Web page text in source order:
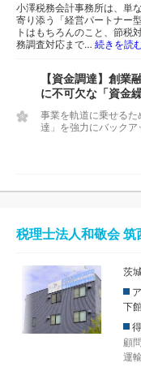
小澤税務会計事務所は、単
寄り添う「経営パートナー
トはもちろんのこと、節税
務調査対応まで… 続きを読
【資金調達】創業
に不可欠な「資金
事業を軌道に乗せる
達」を強力にバックア
税理士法人和敬会 筑
茨
下
顧
運